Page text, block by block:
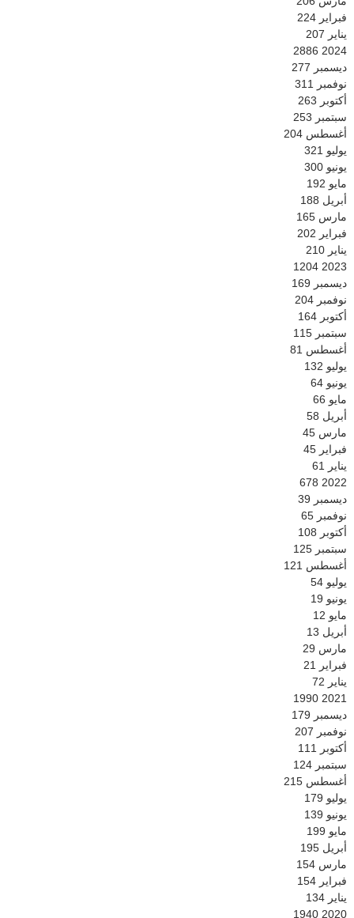
فبراير 224
يناير 207
2024
2886
ديسمبر 277
نوفمبر 311
أكتوبر 263
سبتمبر 253
أغسطس 204
يوليو 321
يونيو 300
مايو 192
أبريل 188
مارس 165
فبراير 202
يناير 210
2023
1204
ديسمبر 169
نوفمبر 204
أكتوبر 164
سبتمبر 115
أغسطس 81
يوليو 132
يونيو 64
مايو 66
أبريل 58
مارس 45
فبراير 45
يناير 61
2022
678
ديسمبر 39
نوفمبر 65
أكتوبر 108
سبتمبر 125
أغسطس 121
يوليو 54
يونيو 19
مايو 12
أبريل 13
مارس 29
فبراير 21
يناير 72
2021
1990
ديسمبر 179
نوفمبر 207
أكتوبر 111
سبتمبر 124
أغسطس 215
يوليو 179
يونيو 139
مايو 199
أبريل 195
مارس 154
فبراير 154
يناير 134
2020
1940